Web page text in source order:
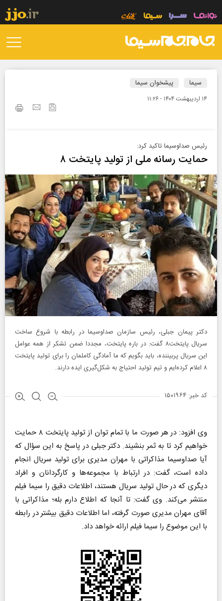
سیما پیشخوان سیما
۱۴ ارديبهشت ۱۴۰۴ - ۱۱:۲۶
رئیس صداوسیما تاکید کرد:
حمایت رسانه ملی از تولید پایتخت ۸
دکتر پیمان جبلی، رئیس سازمان صداوسیما در رابطه با شروع ساخت
سریال پایتخت۸ گفت: در باره پایتخت، مجددا ضمن تشکر از همه عوامل
این سریال پربیننده، باید بگویم که ما آمادگی کاملمان را برای تولید پایتخت
۸ اعلام کرده‌ایم و تیم تولید احتیاج به شکل‌گیری ایده دارند.‌
کد خبر: ۱۵۰۱۹۶۴
​​​​​​​وی افزود: در هر صورت ما با تمام توان از تولید پایتخت ۸ حمایت
خواهیم کرد تا به ثمر بنشیند. دکتر جبلی در پاسخ به این سؤال که
آیا صداوسیما مذاکراتی با مهران مدیری برای تولید سریال انجام
داده است، گفت: در ارتباط با مجموعه‌ها و کارگردانان و افراد
دیگری که در حال تولید سریال هستند، اطلاعات دقیق را سیما فیلم
منتشر می‌کند. وی گفت: تا آنجا که اطلاع دارم بله؛ مذاکراتی با
آقای مهران مدیری صورت گرفته، اما اطلاعات دقیق بیشتر در رابطه
با این موضوع را سیما فیلم ارائه خواهد داد.